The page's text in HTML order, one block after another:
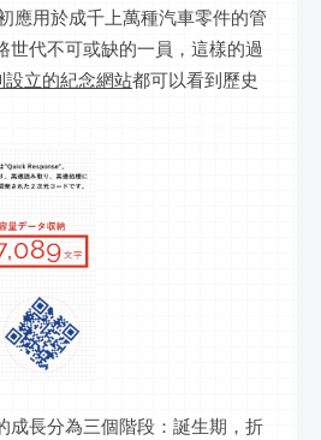
應用於成千上萬種汽車零件的管
世代不可或缺的一員，這樣的過
立的紀念網站都可以看到歷史
成長分為三個階段：誕生期，折